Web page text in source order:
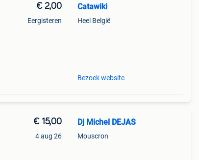
€ 2,00
Eergisteren
Catawiki
Heel België
Bezoek website
€ 15,00
4 aug 26
Dj Michel DEJAS
Mouscron